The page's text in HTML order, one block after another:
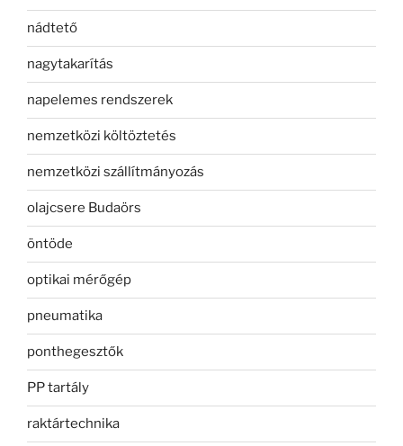
nádtető
nagytakarítás
napelemes rendszerek
nemzetközi költöztetés
nemzetközi szállítmányozás
olajcsere Budaörs
öntöde
optikai mérőgép
pneumatika
ponthegesztők
PP tartály
raktártechnika